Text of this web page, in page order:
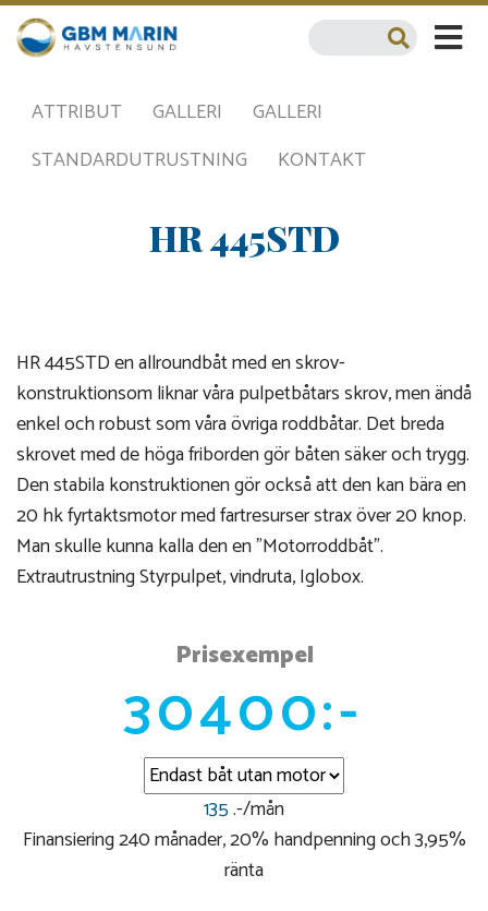
ATTRIBUT GALLERI
GALLERI
STANDARDUTRUSTNING
KONTAKT
HR 445STD
HR 445STD en allroundbåt med en skrov-
konstruktionsom liknar våra pulpetbåtars skrov, men ändå
enkel och robust som våra övriga roddbåtar. Det breda
skrovet med de höga friborden gör båten säker och trygg.
Den stabila konstruktionen gör också att den kan bära en
20 hk fyrtaktsmotor med fartresurser strax över 20 knop.
Man skulle kunna kalla den en ”Motorroddbåt”.
Extrautrustning Styrpulpet, vindruta, Iglobox.
Prisexempel
30400:-
135.-/mån
Finansiering 240 månader, 20% handpenning och 3,95%
ränta